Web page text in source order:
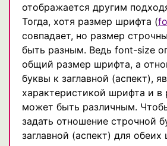
отображается другим
Тогда, хотя размер шрифта (
совпадает, но размер
быть разным. Ведь font-size
общий размер шрифта, а
буквы к заглавной (аспект),
характеристикой шрифта и в
может быть различным.
задать отношение строчной
заглавной (аспект) для